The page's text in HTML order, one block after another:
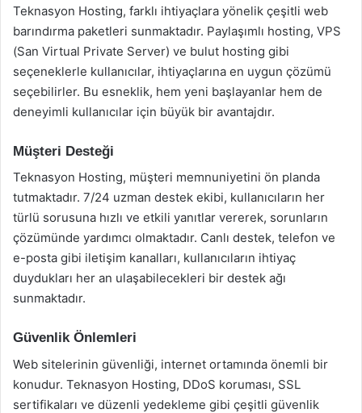
Teknasyon Hosting, farklı ihtiyaçlara yönelik çeşitli web
barındırma paketleri sunmaktadır. Paylaşımlı hosting, VPS
(San Virtual Private Server) ve bulut hosting gibi
seçeneklerle kullanıcılar, ihtiyaçlarına en uygun çözümü
seçebilirler. Bu esneklik, hem yeni başlayanlar hem de
deneyimli kullanıcılar için büyük bir avantajdır.
Müşteri Desteği
Teknasyon Hosting, müşteri memnuniyetini ön planda
tutmaktadır. 7/24 uzman destek ekibi, kullanıcıların her
türlü sorusuna hızlı ve etkili yanıtlar vererek, sorunların
çözümünde yardımcı olmaktadır. Canlı destek, telefon ve
e-posta gibi iletişim kanalları, kullanıcıların ihtiyaç
duydukları her an ulaşabilecekleri bir destek ağı
sunmaktadır.
Güvenlik Önlemleri
Web sitelerinin güvenliği, internet ortamında önemli bir
konudur. Teknasyon Hosting, DDoS koruması, SSL
sertifikaları ve düzenli yedekleme gibi çeşitli güvenlik